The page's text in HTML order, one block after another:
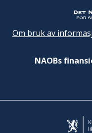
Om bruk av
NAOBs